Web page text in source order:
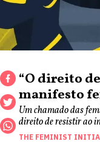
“O direito
manifesto
Um chamado das
direito de resistir ao
THE FEMINIST